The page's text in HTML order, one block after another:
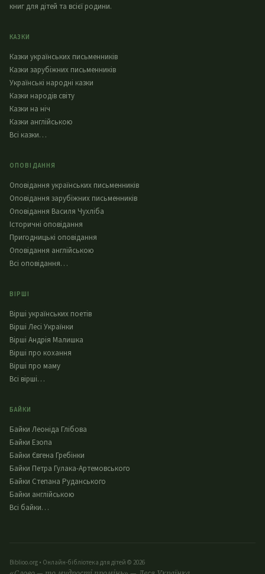
книг для дітей та всієї родини.
КАЗКИ
Казки українських письменників
Казки зарубіжних письменників
Українські народні казки
Казки народів світу
Казки на ніч
Казки англійською
Всі казки…
ОПОВІДАННЯ
Оповідання українських письменників
Оповідання зарубіжних письменників
Оповідання Василя Чухліба
Історичні оповідання
Пригодницькі оповідання
Оповідання англійською
Всі оповідання…
ВІРШІ
Вірші українських поетів
Вірші Лесі Українки
Вірші Андрія Малишка
Вірші про кохання
Вірші про маму
Всі вірші…
БАЙКИ
Байки Леоніда Глібова
Байки Езопа
Байки Євгена Гребінки
Байки Петра Гулака-Артемовського
Байки Степана Руданського
Байки англійською
Всі байки…
Biblioo.org • Онлайн-бібліотека для дітей © 2026